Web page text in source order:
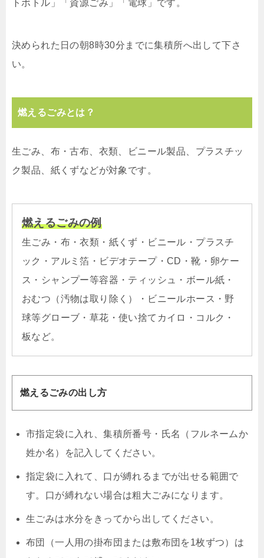
トボトル」「資源ごみ」「電球」です。
決められた日の朝8時30分までに集積所へ出して下さ
い。
燃えるごみとは？
生ごみ、布・古布、衣類、ビニール製品、プラスチッ
ク製品、紙くずなどが対象です。
燃えるごみの例
生ごみ・布・衣類・紙くず・ビニール・プラスチ
ック・アルミ箔・ビデオテープ・CD・靴・卵ケー
ス・シャンプー等容器・ティッシュ・ボール紙・
おむつ（汚物は取り除く）・ビニールホース・野
球等グローブ・草花・使い捨てカイロ・コルク・
板など。
燃えるごみの出し方
市指定袋に入れ、集積所番号・氏名（フルネームか
姓か名）を記入してください。
指定袋に入れて、口が縛れるまでが出せる範囲で
す。口が縛れない場合は粗大ごみになります。
生ごみは水分をきってから出してください。
布団（一人用の掛布団または敷布団を1枚ずつ）は